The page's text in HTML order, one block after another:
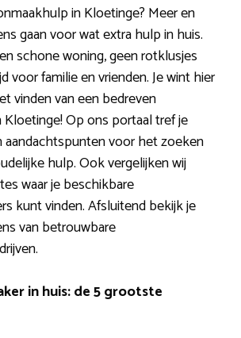
in Kloetinge? Meer en
gaan voor wat extra hulp in huis.
schone woning, geen rotklusjes
voor familie en vrienden. Je wint hier
vinden van een bedreven
Op ons portaal tref je
voor het zoeken
hulp. Ook vergelijken wij
waar je beschikbare
kunt vinden. Afsluitend bekijk je
van betrouwbare
in huis: de 5 grootste